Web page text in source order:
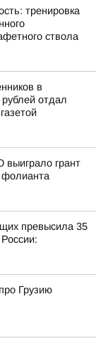
тренировка
ствола
в
отдал
грант
фолианта
превысила 35
Грузию